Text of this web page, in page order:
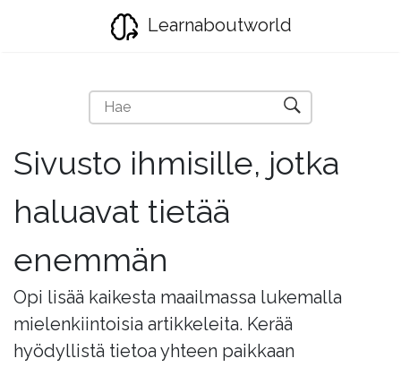
Learnaboutworld
Sivusto ihmisille, jotka
haluavat tietää
enemmän
Opi lisää kaikesta maailmassa lukemalla
mielenkiintoisia artikkeleita. Kerää
hyödyllistä tietoa yhteen paikkaan